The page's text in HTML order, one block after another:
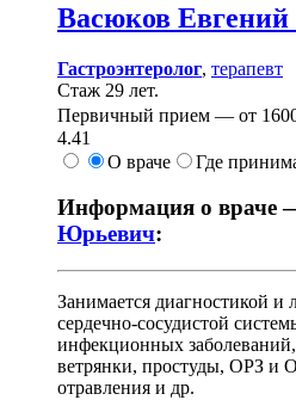
Васюков
Гастроэнтеролог, терапевт
Стаж 29 лет.
Первичный прием — от
4.41
О враче
Где
Информация о враче
Юрьевич:
Занимается диагностикой и
сердечно-сосудистой
инфекционных
ветрянки, простуды, ОРЗ и
отравления и др.